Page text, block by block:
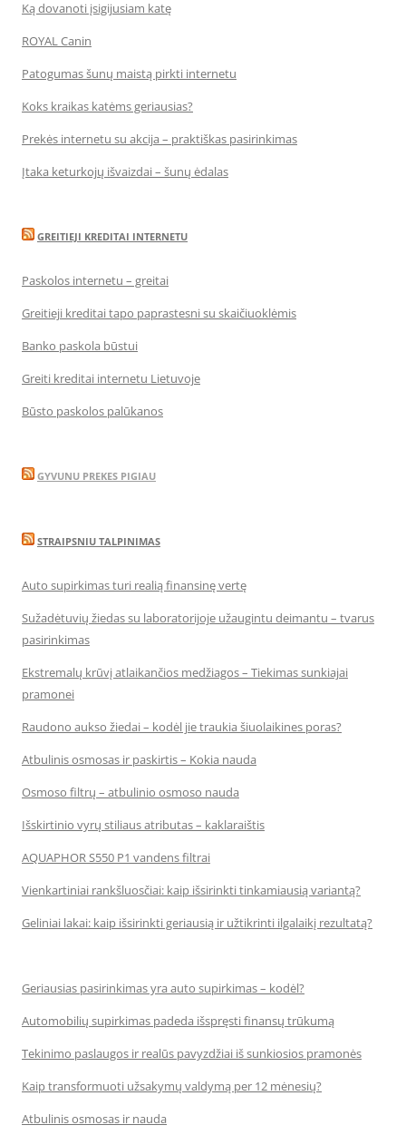
Ką dovanoti įsigijusiam katę
ROYAL Canin
Patogumas šunų maistą pirkti internetu
Koks kraikas katėms geriausias?
Prekės internetu su akcija – praktiškas pasirinkimas
Įtaka keturkojų išvaizdai – šunų ėdalas
GREITIEJI KREDITAI INTERNETU
Paskolos internetu – greitai
Greitieji kreditai tapo paprastesni su skaičiuoklėmis
Banko paskola būstui
Greiti kreditai internetu Lietuvoje
Būsto paskolos palūkanos
GYVUNU PREKES PIGIAU
STRAIPSNIU TALPINIMAS
Auto supirkimas turi realią finansinę vertę
Sužadėtuvių žiedas su laboratorijoje užaugintu deimantu – tvarus
pasirinkimas
Ekstremalų krūvį atlaikančios medžiagos – Tiekimas sunkiajai
pramonei
Raudono aukso žiedai – kodėl jie traukia šiuolaikines poras?
Atbulinis osmosas ir paskirtis – Kokia nauda
Osmoso filtrų – atbulinio osmoso nauda
Išskirtinio vyrų stiliaus atributas – kaklaraištis
AQUAPHOR S550 P1 vandens filtrai
Vienkartiniai rankšluosčiai: kaip išsirinkti tinkamiausią variantą?
Geliniai lakai: kaip išsirinkti geriausią ir užtikrinti ilgalaikį rezultatą?
Geriausias pasirinkimas yra auto supirkimas – kodėl?
Automobilių supirkimas padeda išspręsti finansų trūkumą
Tekinimo paslaugos ir realūs pavyzdžiai iš sunkiosios pramonės
Kaip transformuoti užsakymų valdymą per 12 mėnesių?
Atbulinis osmosas ir nauda